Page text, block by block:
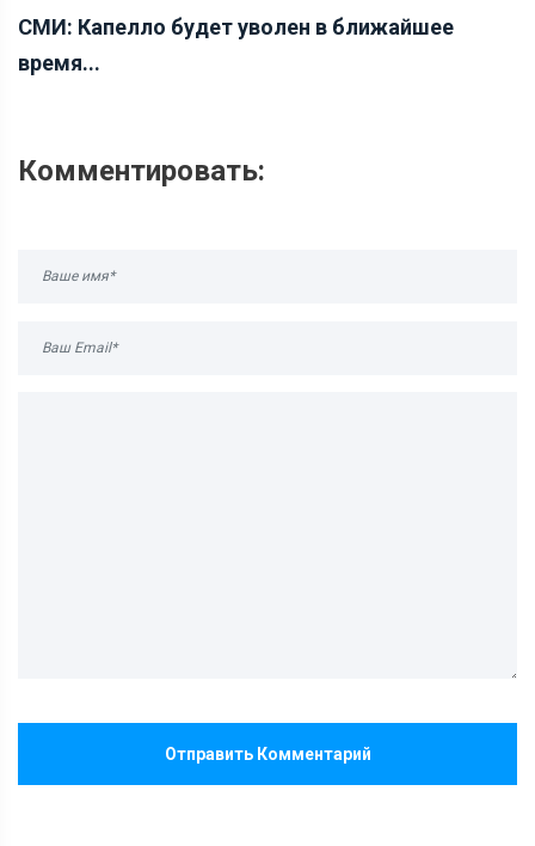
СМИ: Капелло будет уволен в ближайшее
время...
Комментировать:
Отправить Комментарий